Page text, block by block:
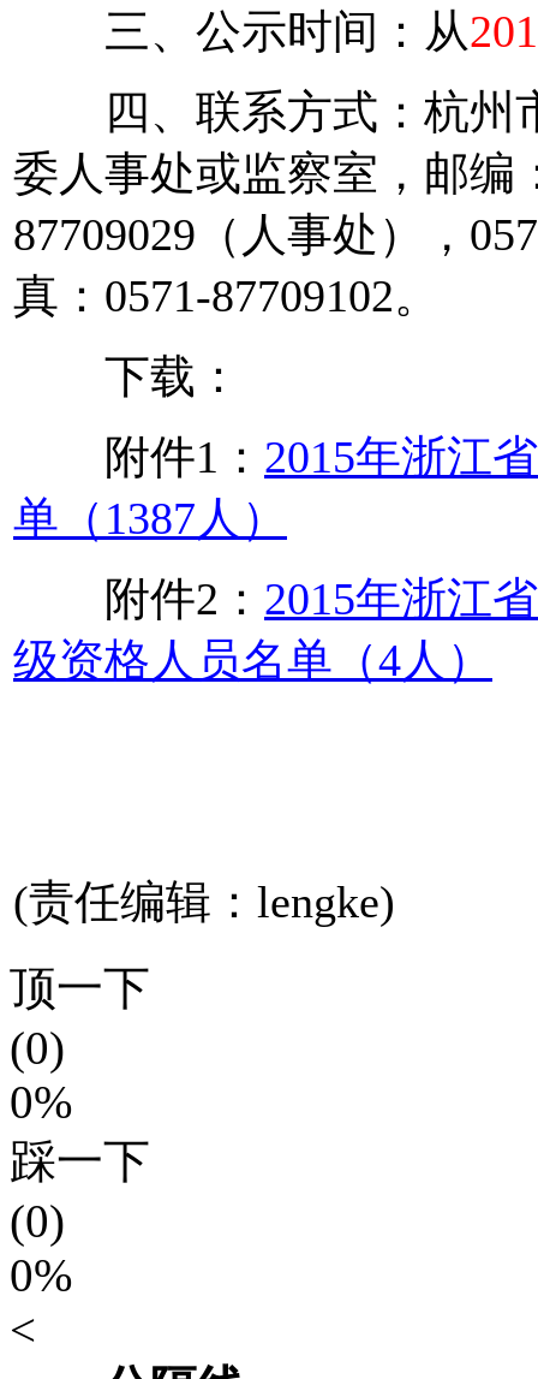
三、公示时间：从
四、联系方式：杭州
委人事处或监察室，邮编
87709029（人事处），
真：0571-87709102。
下载：
附件1： 2015年浙江
单（1387人）
附件2： 2015年浙江
级资格人员名单（4人）
(责任编辑：lengke)
顶一下
(0)
0%
踩一下
(0)
0%
<